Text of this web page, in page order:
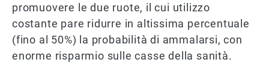
promuovere le due ruote, il cui utilizzo
costante pare ridurre in altissima percentuale
(fino al 50%) la probabilità di ammalarsi, con
enorme risparmio sulle casse della sanità.